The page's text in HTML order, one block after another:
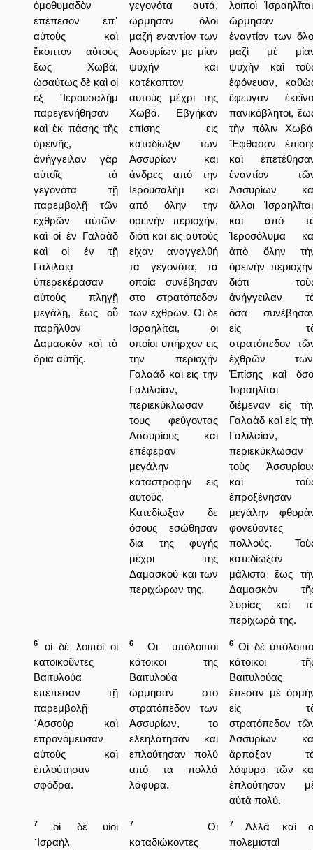
ὁμοθυμαδὸν
ἐπέπεσον ἐπ᾿
αὐτοὺς καὶ
ἔκοπτον αὐτοὺς
ἕως Χωβά,
ὡσαύτως δὲ καὶ οἱ
ἐξ ῾Ιερουσαλὴμ
παρεγενήθησαν
καὶ ἐκ πάσης τῆς
ὀρεινῆς,
ἀνήγγειλαν γὰρ
αὐτοῖς τὰ
γεγονότα τῇ
παρεμβολῇ τῶν
ἐχθρῶν αὐτῶν·
καὶ οἱ ἐν Γαλαὰδ
καὶ οἱ ἐν τῇ
Γαλιλαίᾳ
ὑπερεκέρασαν
αὐτοὺς πληγῇ
μεγάλῃ, ἕως οὗ
παρῆλθον
Δαμασκὸν καὶ τὰ
ὅρια αὐτῆς.
γεγονότα αυτά,
ώρμησαν όλοι
μαζή εναντίον των
Ασσυρίων με μίαν
ψυχήν και
κατέκοπτον
αυτούς μέχρι της
Χωβά. Εβγήκαν
επίσης εις
καταδίωξιν των
Ασσυρίων και
άνδρες από την
Ιερουσαλήμ και
από όλην την
ορεινήν περιοχήν,
διότι και εις αυτούς
είχαν αναγγελθή
τα γεγονότα, τα
οποία συνέβησαν
στο στρατόπεδον
των εχθρών. Οι δε
Ισραηλίται, οι
οποίοι υπήρχον εις
την περιοχήν
Γαλαάδ και εις την
Γαλιλαίαν,
περιεκύκλωσαν
τους φεύγοντας
Ασσυρίους και
επέφεραν
μεγάλην
καταστροφήν εις
αυτούς.
Κατεδίωξαν δε
όσους εσώθησαν
δια της φυγής
μέχρι της
Δαμασκού και των
περιχώρων της.
λοιποὶ
ὥρμησαν
ἐναντίον των
μαζὶ μὲ
ψυχὴν καὶ
ἐφόνευαν,
ἔφευγαν
πανικόβλητοι,
τὴν πόλιν
Ἔφθασαν
καὶ
ἐναντίον
Ἀσσυρίων
ἄλλοι
καὶ ἀπὸ
Ἱεροσόλυμα
ἀπὸ ὅλην
ὀρεινὴν
διότι
ἀνήγγειλαν
ὅσα
εἰς
στρατόπεδον
ἐχθρῶν
Ἐπίσης καὶ
Ἰσραηλῖται
διέμεναν εἰς
Γαλαὰδ καὶ εἰς
Γαλιλαίαν,
περιεκύκλωσαν
τοὺς
καὶ
ἐπροξένησαν
μεγάλην
φονεύοντες
πολλούς.
κατεδίωξαν
μάλιστα ἕως
Δαμασκὸν
Συρίας καὶ
περίχωρά της.
6
οἱ δὲ λοιποὶ οἱ
κατοικοῦντες
Βαιτυλούα
ἐπέπεσαν τῇ
παρεμβολῇ
᾿Ασσοὺρ καὶ
ἐπρονόμευσαν
αὐτοὺς καὶ
ἐπλούτησαν
σφόδρα.
6
Οι υπόλοιποι
κάτοικοι της
Βαιτυλούα
ώρμησαν στο
στρατόπεδον των
Ασσυρίων, το
ελεηλάτησαν και
επλούτησαν πολύ
από τα πολλά
λάφυρα.
6 Οἱ δὲ
κάτοικοι
Βαιτυλούας
ἔπεσαν μὲ
εἰς
στρατόπεδον
Ἀσσυρίων
ἅρπαξαν
λάφυρα τῶν
ἐπλούτησαν
αὐτὰ πολύ.
7
οἱ δὲ υἱοὶ
᾿Ισραὴλ
7
Οι
καταδιώκοντες
7
Ἀλλὰ καὶ
πολεμισταὶ